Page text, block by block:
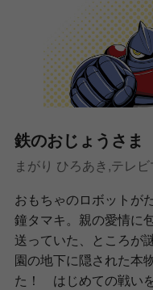
鉄のおじょうさま
まがり ひろあき,テレ
おもちゃのロボットが
鐘タマキ。親の愛情に
送っていた、ところが
園の地下に隠された本
た！ はじめての戦い